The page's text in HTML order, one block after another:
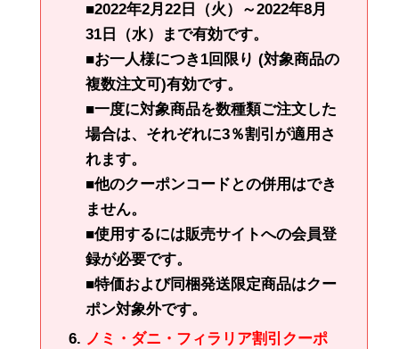
■2022年2月22日（火）～2022年8月
31日（水）まで有効です。
■お一人様につき1回限り (対象商品の
複数注文可)有効です。
■一度に対象商品を数種類ご注文した
場合は、それぞれに3％割引が適用さ
れます。
■他のクーポンコードとの併用はでき
ません。
■使用するには販売サイトへの会員登
録が必要です。
■特価および同梱発送限定商品はクー
ポン対象外です。
ノミ・ダニ・フィラリア割引クーポ